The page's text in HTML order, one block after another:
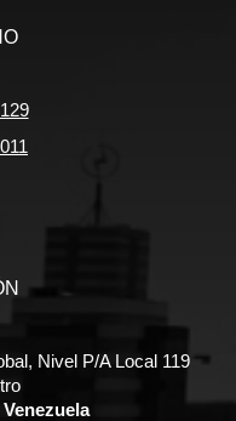
Nivel P/A Local 119